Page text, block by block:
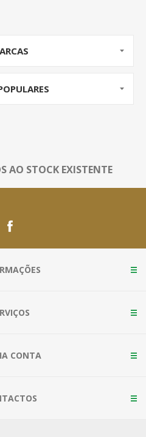
AO STOCK EXISTENTE
CONTA